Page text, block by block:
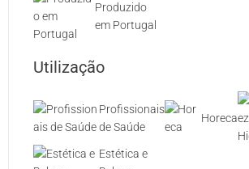
Produzido
em Portugal
Utilização
Profissionais
de Saúde
Horeca
Estética e